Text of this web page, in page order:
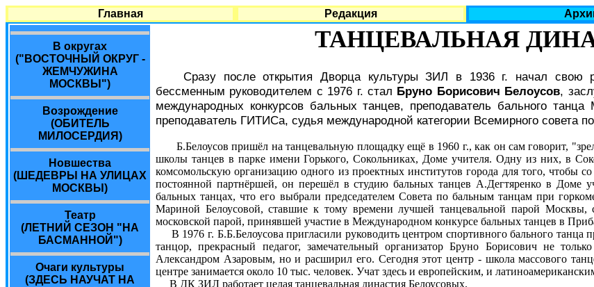
Главная Редакция
В округах
("ВОСТОЧНЫЙ ОКРУГ -
ЖЕМЧУЖИНА
МОСКВЫ")
Возрождение
(ОБИТЕЛЬ
МИЛОСЕРДИЯ)
Новшества
(ШЕДЕВРЫ НА УЛИЦАХ
МОСКВЫ)
Театр
(ЛЕТНИЙ СЕЗОН "НА
БАСМАННОЙ")
Очаги культуры
(ЗДЕСЬ НАУЧАТ НА
ТАНЦЕВАЛЬНАЯ
Сразу после открытия Дворца культуры ЗИЛ в 1936 г. начал свою
бессменным руководителем с 1976 г. стал Бруно Борисович Белоусов,
международных конкурсов бальных танцев, преподаватель бального танца
преподаватель ГИТИСа, судья международной категории Всемирного совета
Б.Белоусов пришёл на танцевальную площадку ещё в 1960 г., как он сам говорит,
школы танцев в парке имени Горького, Сокольниках, Доме учителя. Одну из них, в
комсомольскую организацию одного из проектных институтов города для того, чтобы
постоянной партнёршей, он перешёл в студию бальных танцев А.Дегтяренко в Доме
бальных танцах, что его выбрали председателем Совета по бальным танцам при
Мариной Белоусовой, ставшие к тому времени лучшей танцевальной парой
московской парой, принявшей участие в Международном конкурсе бальных танцев в
В 1976 г. Б.Б.Белоусова пригласили руководить центром спортивного бального
танцор, прекрасный педагог, замечательный организатор Бруно Борисович не
Александром Азаровым, но и расширил его. Сегодня этот центр - школа массового
центре занимается около 10 тыс. человек. Учат здесь и европейским, и
В ДК ЗИЛ работает целая танцевальная династия Белоусовых.